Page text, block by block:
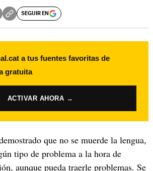
SEGUIR EN
a tus fuentes favoritas de
gratuita
ACTIVAR AHORA →
que no se muerde la lengua,
tipo de problema a la hora de
aunque pueda traerle problemas. Se